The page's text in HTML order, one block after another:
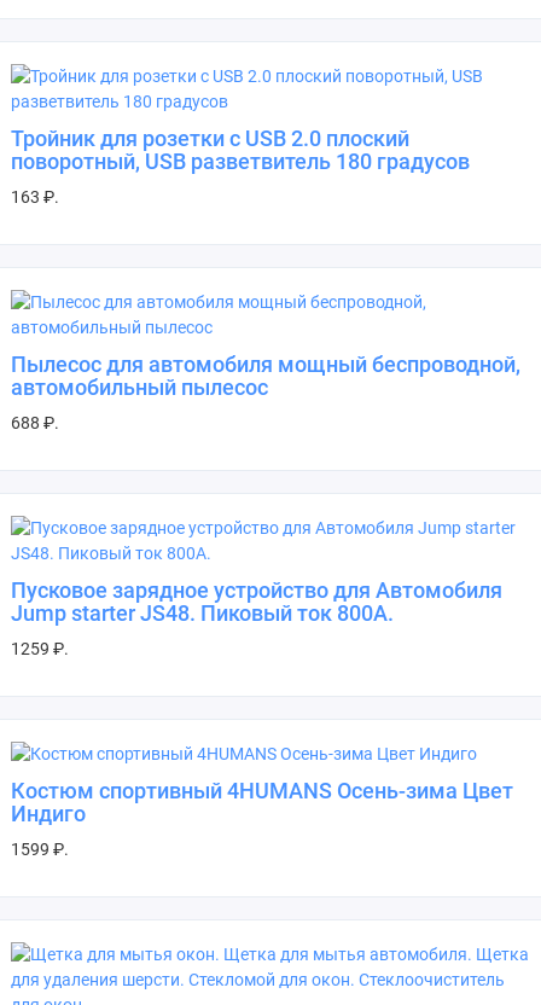
Тройник для розетки с USB 2.0 плоский
поворотный, USB разветвитель 180 градусов
163 ₽.
Пылесос для автомобиля мощный беспроводной,
автомобильный пылесос
688 ₽.
Пусковое зарядное устройство для Автомобиля
Jump starter JS48. Пиковый ток 800А.
1259 ₽.
Костюм спортивный 4HUMANS Осень-зима Цвет
Индиго
1599 ₽.